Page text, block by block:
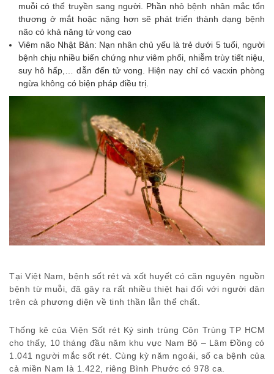
muỗi có thể truyền sang người. Phần nhỏ bệnh nhân mắc tổn
thương ở mắt hoặc nặng hơn sẽ phát triển thành dạng bệnh
não có khả năng tử vong cao
Viêm não Nhật Bản: Nạn nhân chủ yếu là trẻ dưới 5 tuổi, người
bệnh chịu nhiều biến chứng như viêm phổi, nhiễm trùy tiết niệu,
suy hô hấp,… dẫn đến tử vong. Hiện nay chỉ có vacxin phòng
ngừa không có biện pháp điều trị.
Tại Việt Nam, bệnh sốt rét và xốt huyết có căn nguyên nguồn
bệnh từ muỗi, đã gây ra rất nhiều thiệt hại đối với người dân
trên cả phương diện về tinh thần lẫn thể chất.
Thống kê của Viện Sốt rét Ký sinh trùng Côn Trùng TP HCM
cho thấy, 10 tháng đầu năm khu vực Nam Bộ – Lâm Đồng có
1.041 người mắc sốt rét. Cùng kỳ năm ngoái, số ca bệnh của
cả miền Nam là 1.422, riêng Bình Phước có 978 ca.